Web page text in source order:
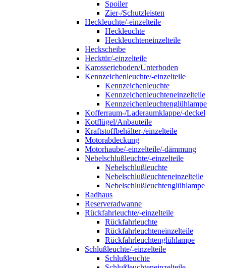
Spoiler
Zier-/Schutzleisten
Heckleuchte/-einzelteile
Heckleuchte
Heckleuchteneinzelteile
Heckscheibe
Hecktür/-einzelteile
Karosserieboden/Unterboden
Kennzeichenleuchte/-einzelteile
Kennzeichenleuchte
Kennzeichenleuchteneinzelteile
Kennzeichenleuchtenglühlampe
Kofferraum-/Laderaumklappe/-deckel
Kotflügel/Anbauteile
Kraftstoffbehälter-/einzelteile
Motorabdeckung
Motorhaube/-einzelteile/-dämmung
Nebelschlußleuchte/-einzelteile
Nebelschlußleuchte
Nebelschlußleuchteneinzelteile
Nebelschlußleuchtenglühlampe
Radhaus
Reserveradwanne
Rückfahrleuchte/-einzelteile
Rückfahrleuchte
Rückfahrleuchteneinzelteile
Rückfahrleuchtenglühlampe
Schlußleuchte/-einzelteile
Schlußleuchte